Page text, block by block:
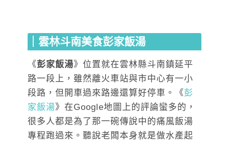
｜雲林斗南美食彭家飯湯
《彭家飯湯》位置就在雲林縣斗南鎮延平
路一段上，雖然離火車站與市中心有一小
段路，但開車過來路邊還算好停車。《彭
家飯湯》在Google地圖上的評論蠻多的，
很多人都是為了那一碗傳說中的痛風飯湯
專程跑過來。聽說老闆本身就是做水產起